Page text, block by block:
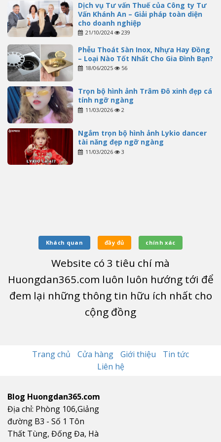
Dịch vụ Tư vấn Thuế của Công ty Tư
Vấn Khánh An – Giải pháp toàn diện
cho doanh nghiệp
21/10/2024 239
Phễu Thoát Sàn Inox, Nhựa Hay Đồng
– Loại Nào Tốt Nhất Cho Gia Đình Bạn?
18/06/2025 56
Trọn bộ hình ảnh Trâm Đô xinh đẹp cá
tính ngỡ ngàng
11/03/2026 2
Ngắm trọn bộ hình ảnh Lykio dancer
tài năng đẹp ngỡ ngàng
11/03/2026 3
Khách quan đầy đủ chính xác
Website có 3 tiêu chí mà
Huongdan365.com luôn luôn hướng tới để
đem lại những thông tin hữu ích nhất cho
cộng đồng
Trang chủ Cửa hàng Giới thiệu
Tin tức
Liên hệ
Blog Huongdan365.com
Địa chỉ: Phòng 106,Giảng
đường B3 - Số 1 Tôn
Thất Tùng, Đống Đa, Hà